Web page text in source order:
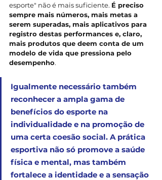
esporte" não é mais suficiente. É preciso
sempre mais números, mais metas a
serem superadas, mais aplicativos para
registro destas performances e, claro,
mais produtos que deem conta de um
modelo de vida que pressiona pelo
desempenho.
Igualmente necessário também
reconhecer a ampla gama de
benefícios do esporte na
individualidade e na promoção de
uma certa coesão social. A prática
esportiva não só promove a saúde
física e mental, mas também
fortalece a identidade e a sensação